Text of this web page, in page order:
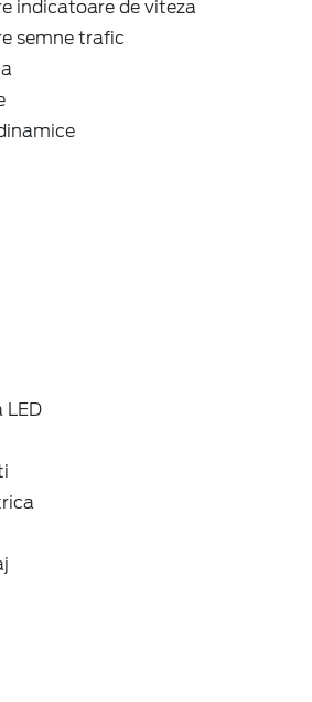
indicatoare de viteza
semne trafic
LED